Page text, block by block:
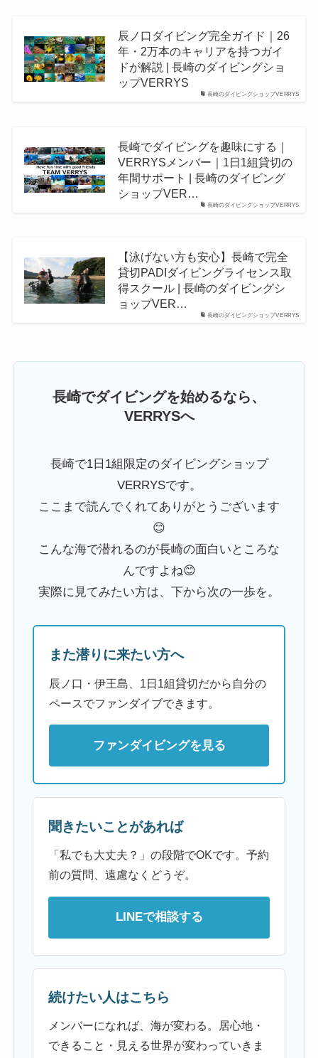
長崎のダイビングショップVERRYS
辰ノ口ダイビング完全ガイド｜26
年・2万本のキャリアを持つガイ
ドが解説 | 長崎のダイビングショ
ップVERRYS
長崎のダイビングショップVERRYS
長崎でダイビングを趣味にする｜
VERRYSメンバー｜1日1組貸切の
年間サポート | 長崎のダイビング
ショップVER…
長崎のダイビングショップVERRYS
【泳げない方も安心】長崎で完全
貸切PADIダイビングライセンス取
得スクール | 長崎のダイビングシ
ョップVER…
長崎でダイビングを始めるなら、
VERRYSへ
長崎で1日1組限定のダイビングショップ
VERRYSです。
ここまで読んでくれてありがとうございます
😊
こんな海で潜れるのが長崎の面白いところな
んですよね😊
実際に見てみたい方は、下から次の一歩を。
また潜りに来たい方へ
辰ノ口・伊王島、1日1組貸切だから自分の
ペースでファンダイブできます。
ファンダイビングを見る
聞きたいことがあれば
「私でも大丈夫？」の段階でOKです。予約
前の質問、遠慮なくどうぞ。
LINEで相談する
続けたい人はこちら
メンバーになれば、海が変わる。居心地・
できること・見える世界が変わっていきま